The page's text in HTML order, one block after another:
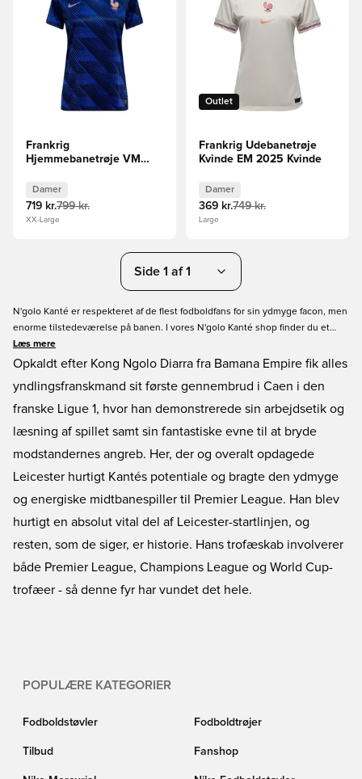
Frankrig
Hjemmebanetrøje VM
Damer
719 kr.799 kr.
XX-Large
Outlet
Frankrig Udebanetrøje
Kvinde EM 2025 Kvinde
Damer
369 kr.749 kr.
Large
Side 1 af 1
N'golo Kanté er respekteret af de flest fodboldfans for sin ydmyge facon, men
enorme tilstedeværelse på banen. I vores N'golo Kanté shop finder du et
bredt sortiment af fodboldstøvlen, som Kanté foretrækker at spille i. Du kan
desuden vælge mellem vores store udvalg af klubtrøjer, enten hjemmebane-,
vise din støtte til Kanté og 'Les Bleus'.
Læs mere
Opkaldt efter Kong Ngolo Diarra fra Bamana Empire fik alles
yndlingsfranskmand sit første gennembrud i Caen i den
franske Ligue 1, hvor han demonstrerede sin arbejdsetik og
læsning af spillet samt sin fantastiske evne til at bryde
modstandernes angreb. Her, der og overalt opdagede
Leicester hurtigt Kantés potentiale og bragte den ydmyge
og energiske midtbanespiller til Premier League. Han blev
hurtigt en absolut vital del af Leicester-startlinjen, og
resten, som de siger, er historie. Hans trofæskab involverer
både Premier League, Champions League og World Cup-
trofæer - så denne fyr har vundet det hele.
POPULÆRE KATEGORIER
Fodboldstøvler Fodboldtrøjer
Tilbud Fanshop